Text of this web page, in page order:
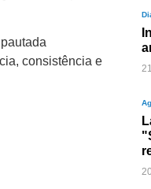
consistência e